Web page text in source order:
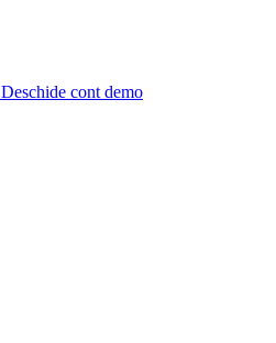
Deschide cont demo